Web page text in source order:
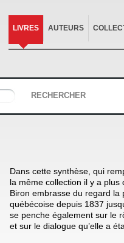
LIVRES AUTEURS
RECHERCHER
Dans cette synthèse, qui
la même collection il y a plus
Biron embrasse du regard la
québécoise depuis 1837
se penche également sur le
et sur le dialogue qu’elle a